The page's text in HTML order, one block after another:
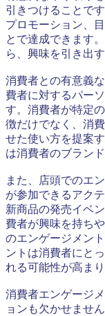
引きつけることで
プロモーション、
とで達成できます
ら、興味を引き出
消費者との有意義
費者に対するパー
す。消費者が特定
徴だけでなく、消
せた使い方を提案
は消費者のブラン
また、店頭でのエ
が参加できるアク
新商品の発売イベ
費者が興味を持ち
のエンゲージメン
ントは消費者にと
れる可能性が高ま
消費者エンゲージ
ョンも欠かせませ